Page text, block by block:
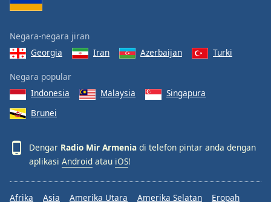
Done
Dialog
End
dialog
window.
Negara-negara jiran
Georgia
Iran Azerbaijan Turki
Negara popular
Indonesia
Malaysia
Singapura
Brunei
Dengar Radio Mir Armenia di telefon pintar anda dengan
aplikasi Android atau iOS!
Afrika Asia Amerika Utara Amerika Selatan Eropah